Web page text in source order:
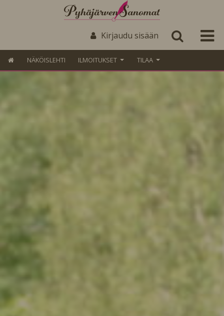
Kirjaudu sisään
NÄKÖISLEHTI ILMOITUKSET TILAA